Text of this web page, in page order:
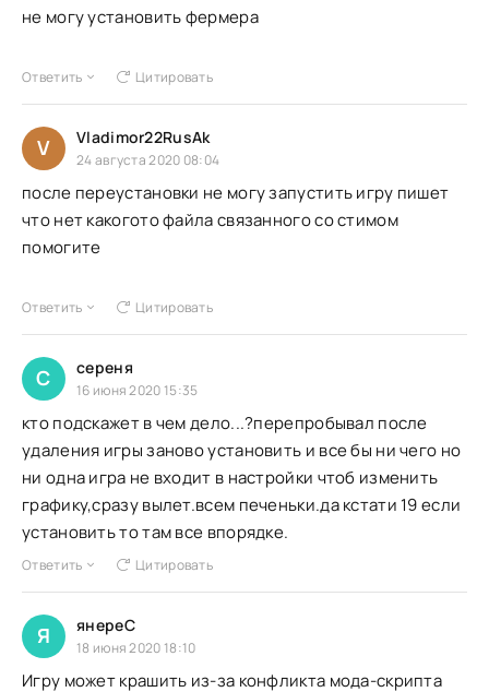
не могу установить фермера
Ответить Цитировать
V Vladimor22RusAk
24 августа 2020 08:04
после переустановки не могу запустить игру пишет
что нет какогото файла связанного со стимом
помогите
Ответить Цитировать
С сереня
16 июня 2020 15:35
кто подскажет в чем дело...?перепробывал после
удаления игры заново установить и все бы ни чего но
ни одна игра не входит в настройки чтоб изменить
графику,сразу вылет.всем печеньки.да кстати 19 если
установить то там все впорядке.
Ответить Цитировать
Я янереС
18 июня 2020 18:10
Игру может крашить из-за конфликта мода-скрипта